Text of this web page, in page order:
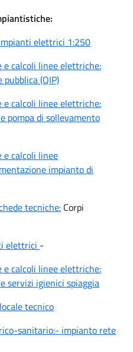
elettrici 1:250
calcoli linee elettriche:
(QIP)
calcoli linee elettriche:
pompa di sollevamento
calcoli linee
impianto di
tecniche: Corpi
elettrici -
calcoli linee elettriche:
servizi igienici spiaggia
tecnico
sanitario:- impianto rete